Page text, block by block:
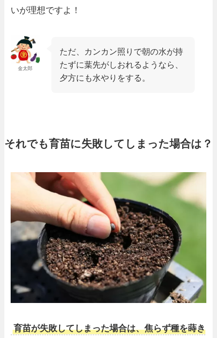
いが理想ですよ！
金太郎
ただ、カンカン照りで朝の水が持
たずに葉先がしおれるようなら、
夕方にも水やりをする。
それでも育苗に失敗してしまった場合は？
育苗が失敗してしまった場合は、焦らず種を蒔き